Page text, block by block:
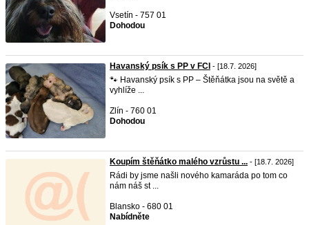
Vsetín - 757 01
Dohodou
Havanský psík s PP v FCI - [18.7. 2026]
🐾 Havanský psík s PP – Štěňátka jsou na světě a
vyhlíže ...
Zlín - 760 01
Dohodou
Koupím štěňátko malého vzrůstu ... - [18.7. 2026]
Rádi by jsme našli nového kamaráda po tom co
nám náš st ...
Blansko - 680 01
Nabídněte